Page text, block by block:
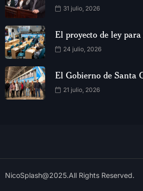
31 julio, 2026
El proyecto de ley
24 julio, 2026
El Gobierno de Santa
21 julio, 2026
NicoSplash@2025.All Rights Reserved.